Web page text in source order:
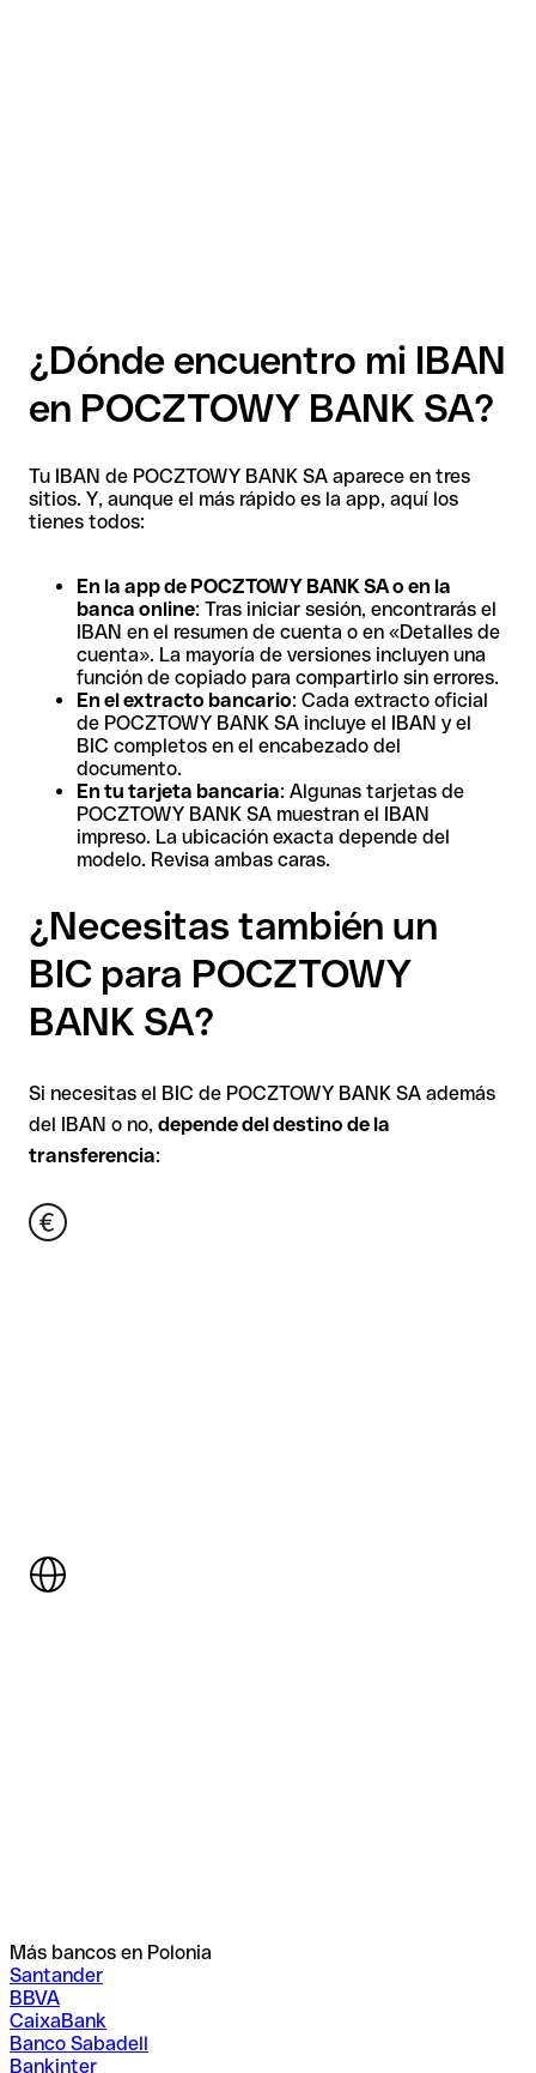
¿Dónde encuentro mi IBAN
en POCZTOWY BANK SA?
Tu IBAN de POCZTOWY BANK SA aparece en tres
sitios. Y, aunque el más rápido es la app, aquí los
tienes todos:
En la app de POCZTOWY BANK SA o en la
banca online: Tras iniciar sesión, encontrarás el
IBAN en el resumen de cuenta o en «Detalles de
cuenta». La mayoría de versiones incluyen una
función de copiado para compartirlo sin errores.
En el extracto bancario: Cada extracto oficial
de POCZTOWY BANK SA incluye el IBAN y el
BIC completos en el encabezado del
documento.
En tu tarjeta bancaria: Algunas tarjetas de
POCZTOWY BANK SA muestran el IBAN
impreso. La ubicación exacta depende del
modelo. Revisa ambas caras.
¿Necesitas también un
BIC para POCZTOWY
BANK SA?
Si necesitas el BIC de POCZTOWY BANK SA además
del IBAN o no, depende del destino de la
transferencia:
Más bancos en Polonia
Santander
BBVA
CaixaBank
Banco Sabadell
Bankinter